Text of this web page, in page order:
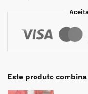
Este produto combina